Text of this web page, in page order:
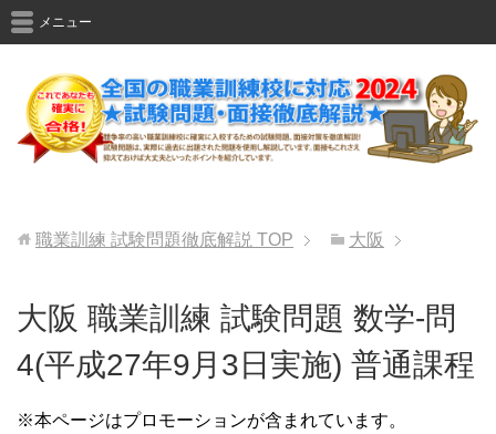
メニュー
職業訓練 試験問題徹底解説 TOP 大阪
大阪 職業訓練 試験問題 数学-問
4(平成27年9月3日実施) 普通課程
※本ページはプロモーションが含まれています。